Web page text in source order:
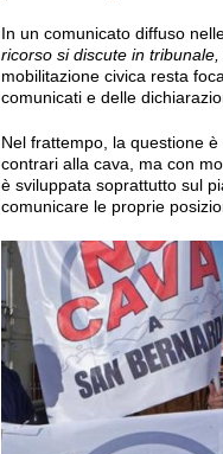
In un comunicato diffuso
ricorso si discute in
mobilitazione civica resta
comunicati e delle
Nel frattempo, la questione
contrari alla cava, ma con
è sviluppata soprattutto sul
comunicare le proprie